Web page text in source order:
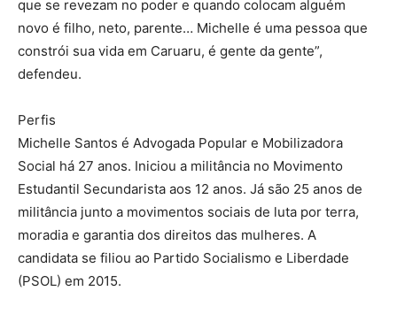
que se revezam no poder e quando colocam alguém
novo é filho, neto, parente… Michelle é uma pessoa que
constrói sua vida em Caruaru, é gente da gente”,
defendeu.
Perfis
Michelle Santos é Advogada Popular e Mobilizadora
Social há 27 anos. Iniciou a militância no Movimento
Estudantil Secundarista aos 12 anos. Já são 25 anos de
militância junto a movimentos sociais de luta por terra,
moradia e garantia dos direitos das mulheres. A
candidata se filiou ao Partido Socialismo e Liberdade
(PSOL) em 2015.